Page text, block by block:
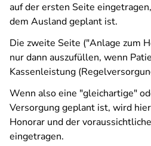
auf der ersten Seite
dem Ausland geplant ist.
Die zweite Seite ("Anlage zum
nur dann auszufüllen, wenn
Kassenleistung
Wenn also eine "gleichartige"
Versorgung geplant ist, wird
Honorar und der
eingetragen.